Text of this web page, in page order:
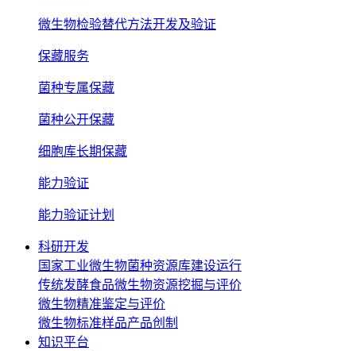
微生物检验替代方法开发及验证
保藏服务
菌种专属保藏
菌种公开保藏
细胞库长期保藏
能力验证
能力验证计划
科研开发
国家工业微生物菌种资源库建设运行
传统发酵食品微生物资源挖掘与评价
微生物精准鉴定与评价
微生物标准样品产品创制
知识平台